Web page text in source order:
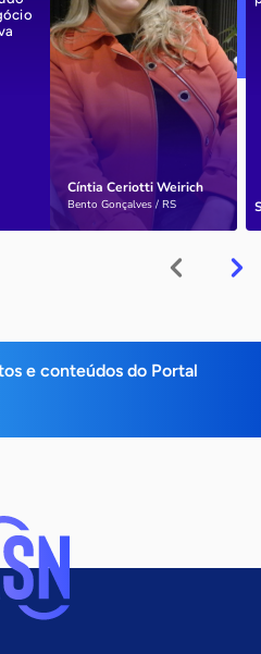
Cíntia Ceriotti Weirich
Bento Gonçalves / RS
e conteúdos do Portal